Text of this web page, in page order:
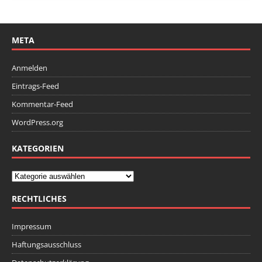
META
Anmelden
Eintrags-Feed
Kommentar-Feed
WordPress.org
KATEGORIEN
RECHTLICHES
Impressum
Haftungsausschluss